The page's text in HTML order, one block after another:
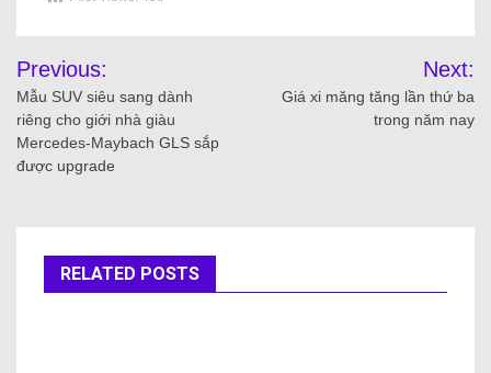
Previous:
Mẫu SUV siêu sang dành
riêng cho giới nhà giàu
Mercedes-Maybach GLS sắp
được upgrade
Next:
Giá xi măng tăng lần thứ ba
trong năm nay
RELATED POSTS